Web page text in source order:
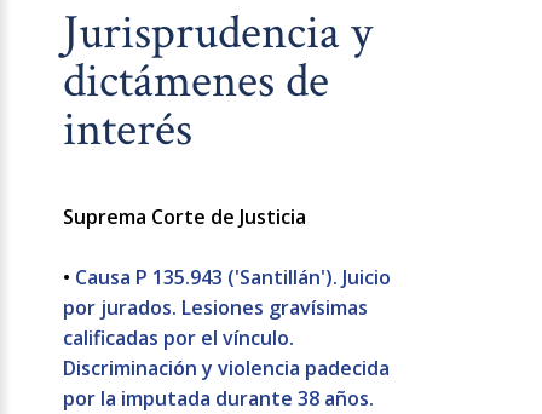
Jurisprudencia y
dictámenes de
interés
Suprema Corte de Justicia
• Causa P 135.943 ('Santillán'). Juicio
por jurados. Lesiones gravísimas
calificadas por el vínculo.
Discriminación y violencia padecida
por la imputada durante 38 años.